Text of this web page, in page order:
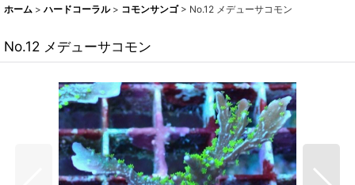
ホーム > ハードコーラル > コモンサンゴ > No.12 メデューサコモン
No.12 メデューサコモン